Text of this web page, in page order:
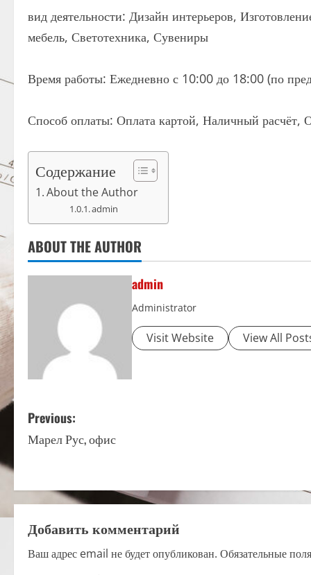
вид деятельности: Дизайн интерьеров,
мебель, Светотехника, Сувениры
Время работы: Ежедневно с 10:00 до 18:00 (по
Способ оплаты: Оплата картой, Наличный расчёт,
Содержание
About the Author
admin
ABOUT THE AUTHOR
admin
Administrator
Visit Website View All
P
o
t
n
a
Previous:
Марел Рус, офис
Добавить комментарий
Ваш адрес email не будет опубликован. Обязательные